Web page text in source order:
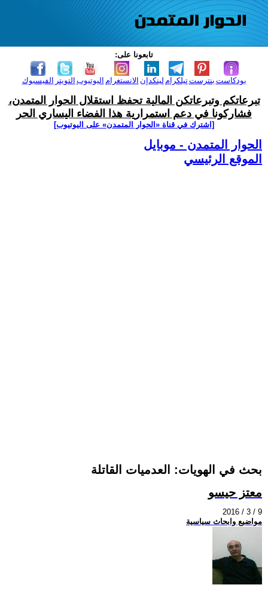
تابعونا على:
الفيسبوك التويتر اليوتيوب الانستغرام لينكدإن تيلكرامبنترست بودكاست
تبرعاتكم وتبرعاتكن المالية تحفظ استقلال الحوار المتمدن،
فشاركونا في دعم استمرارية هذا الفضاء اليساري الحر
[اشترك في قناة ‫«الحوار المتمدن» على اليوتيوب]
الحوار المتمدن - موبايل
الموقع الرئيسي
بحث في الهويات: العدميات القاتلة
معتز حيسو
2016 / 3 / 9
مواضيع وابحاث سياسية